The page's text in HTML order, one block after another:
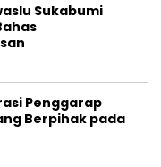
Sukabumi
Penggarap
Berpihak pada